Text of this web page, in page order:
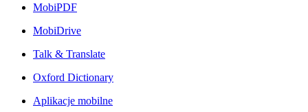
MobiPDF
MobiDrive
Talk & Translate
Oxford Dictionary
Aplikacje mobilne